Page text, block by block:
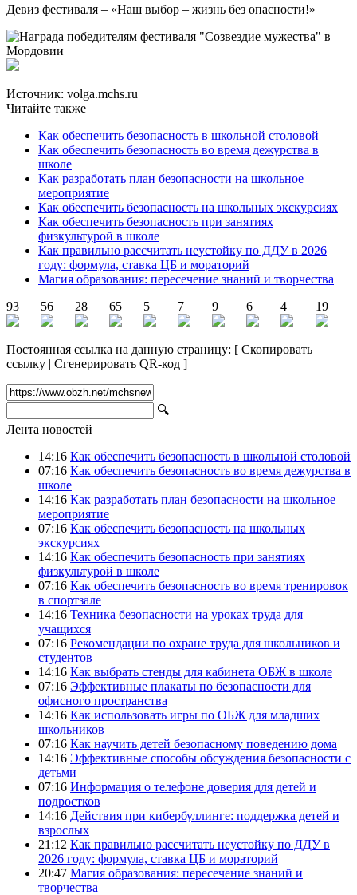
Девиз фестиваля – «Наш выбор – жизнь без опасности!»
Источник: volga.mchs.ru
Читайте также
Как обеспечить безопасность в школьной столовой
Как обеспечить безопасность во время дежурства в
школе
Как разработать план безопасности на школьное
мероприятие
Как обеспечить безопасность на школьных экскурсиях
Как обеспечить безопасность при занятиях
физкультурой в школе
Как правильно рассчитать неустойку по ДДУ в 2026
году: формула, ставка ЦБ и мораторий
Магия образования: пересечение знаний и творчества
93
56 28 65 5 7 9 6 4 19
Постоянная ссылка на данную страницу: [ Скопировать
ссылку | Сгенерировать QR-код ]
🔍
Лента новостей
14:16 Как обеспечить безопасность в школьной столовой
07:16 Как обеспечить безопасность во время дежурства в
школе
14:16 Как разработать план безопасности на школьное
мероприятие
07:16 Как обеспечить безопасность на школьных
экскурсиях
14:16 Как обеспечить безопасность при занятиях
физкультурой в школе
07:16 Как обеспечить безопасность во время тренировок
в спортзале
14:16 Техника безопасности на уроках труда для
учащихся
07:16 Рекомендации по охране труда для школьников и
студентов
14:16 Как выбрать стенды для кабинета ОБЖ в школе
07:16 Эффективные плакаты по безопасности для
офисного пространства
14:16 Как использовать игры по ОБЖ для младших
школьников
07:16 Как научить детей безопасному поведению дома
14:16 Эффективные способы обсуждения безопасности с
детьми
07:16 Информация о телефоне доверия для детей и
подростков
14:16 Действия при кибербуллинге: поддержка детей и
взрослых
21:12 Как правильно рассчитать неустойку по ДДУ в
2026 году: формула, ставка ЦБ и мораторий
20:47 Магия образования: пересечение знаний и
творчества